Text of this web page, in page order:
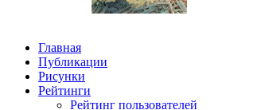
Главная
Публикации
Рисунки
Рейтинги
Рейтинг пользователей